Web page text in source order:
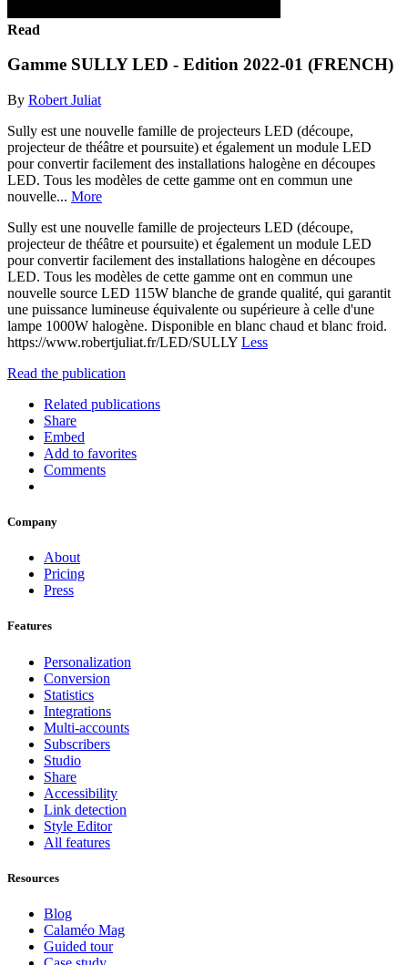
Read
Gamme SULLY LED - Edition 2022-01 (FRENCH)
By Robert Juliat
Sully est une nouvelle famille de projecteurs LED (découpe,
projecteur de théâtre et poursuite) et également un module LED
pour convertir facilement des installations halogène en découpes
LED. Tous les modèles de cette gamme ont en commun une
nouvelle... More
Sully est une nouvelle famille de projecteurs LED (découpe,
projecteur de théâtre et poursuite) et également un module LED
pour convertir facilement des installations halogène en découpes
LED. Tous les modèles de cette gamme ont en commun une
nouvelle source LED 115W blanche de grande qualité, qui garantit
une puissance lumineuse équivalente ou supérieure à celle d'une
lampe 1000W halogène. Disponible en blanc chaud et blanc froid.
https://www.robertjuliat.fr/LED/SULLY Less
Read the publication
Related publications
Share
Embed
Add to favorites
Comments
Company
About
Pricing
Press
Features
Personalization
Conversion
Statistics
Integrations
Multi-accounts
Subscribers
Studio
Share
Accessibility
Link detection
Style Editor
All features
Resources
Blog
Calaméo Mag
Guided tour